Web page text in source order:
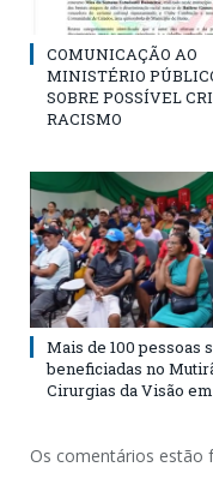
COMUNICAÇÃO AO
MINISTÉRIO
SOBRE POSSÍVEL
RACISMO
Mais de 100 pessoas
beneficiadas no
Cirurgias da Visão
Os comentários estão